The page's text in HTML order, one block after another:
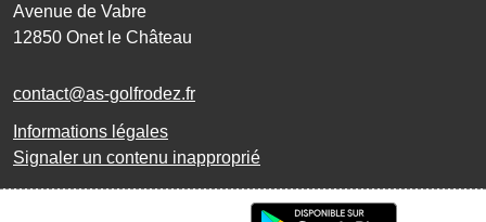
Avenue de Vabre
12850 Onet le Château
contact@as-golfrodez.fr
Informations légales
Signaler un contenu inapproprié